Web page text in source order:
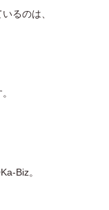
るのは、
Biz。